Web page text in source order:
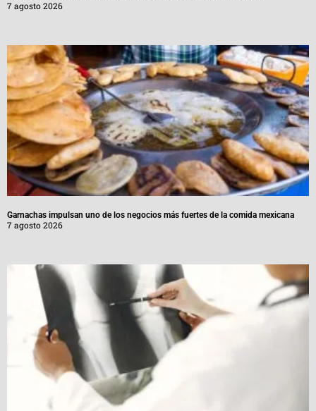
7 agosto 2026
Garnachas impulsan uno de los negocios más fuertes de la comida mexicana
7 agosto 2026